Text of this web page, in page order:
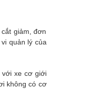
giảm, đơn
quản lý của
với xe cơ giới
không có cơ